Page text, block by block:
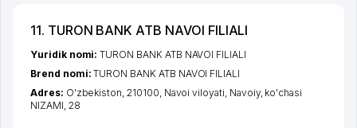
11. TURON BANK ATB NAVOI FILIALI
Yuridik nomi:TURON BANK ATB NAVOI FILIALI
Brend nomi:TURON BANK ATB NAVOI FILIALI
Adres: O'zbekiston, 210100, Navoi viloyati, Navoiy, ko'chasi
NIZAMI, 28